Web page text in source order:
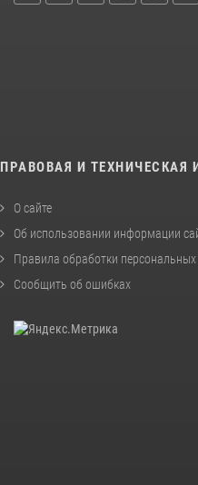
ПРАВОВАЯ И ТЕХНИЧЕСКАЯ
О сайте
Об использовании информации
Правила обработки
Сообщить об ошибках